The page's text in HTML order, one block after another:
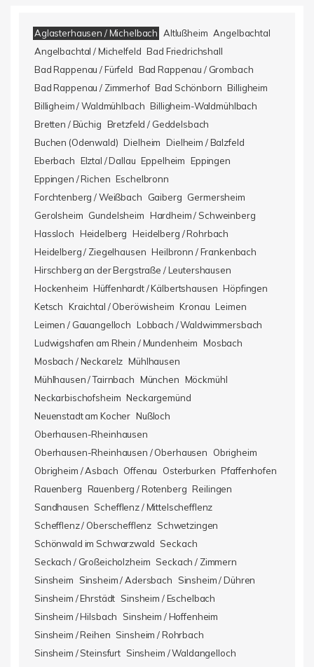
Aglasterhausen / Michelbach Altlußheim Angelbachtal
Angelbachtal / Michelfeld Bad Friedrichshall
Bad Rappenau / Fürfeld Bad Rappenau / Grombach
Bad Rappenau / Zimmerhof Bad Schönborn Billigheim
Billigheim / Waldmühlbach Billigheim-Waldmühlbach
Bretten / Büchig Bretzfeld / Geddelsbach
Buchen (Odenwald) Dielheim Dielheim / Balzfeld
Eberbach Elztal / Dallau Eppelheim Eppingen
Eppingen / Richen Eschelbronn
Forchtenberg / Weißbach
Gaiberg Germersheim
Gerolsheim Gundelsheim Hardheim / Schweinberg
Hassloch Heidelberg Heidelberg / Rohrbach
Heidelberg / Ziegelhausen Heilbronn / Frankenbach
Hirschberg an der Bergstraße / Leutershausen
Hockenheim Hüffenhardt / Kälbertshausen Höpfingen
Ketsch Kraichtal / Oberöwisheim Kronau Leimen
Leimen / Gauangelloch Lobbach / Waldwimmersbach
Ludwigshafen am Rhein / Mundenheim Mosbach
Mosbach / Neckarelz Mühlhausen
Mühlhausen / Tairnbach München Möckmühl
Neckarbischofsheim Neckargemünd
Neuenstadt am Kocher Nußloch
Oberhausen-Rheinhausen
Oberhausen-Rheinhausen / Oberhausen
Obrigheim
Obrigheim / Asbach Offenau Osterburken Pfaffenhofen
Rauenberg Rauenberg / Rotenberg Reilingen
Sandhausen Schefflenz / Mittelschefflenz
Schefflenz / Oberschefflenz Schwetzingen
Schönwald im Schwarzwald Seckach
Seckach / Großeicholzheim Seckach / Zimmern
Sinsheim
Sinsheim / Adersbach
Sinsheim / Dühren
Sinsheim / Ehrstädt Sinsheim / Eschelbach
Sinsheim / Hilsbach
Sinsheim / Hoffenheim
Sinsheim / Reihen Sinsheim / Rohrbach
Sinsheim / Steinsfurt Sinsheim / Waldangelloch